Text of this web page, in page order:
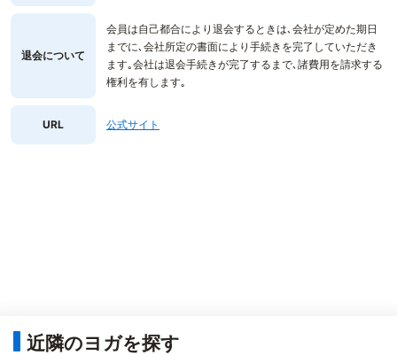
退会について
会員は自己都合により退会するときは､会社が定めた期日
までに､会社所定の書面により手続きを完了していただき
ます｡会社は退会手続きが完了するまで､諸費用を請求する
権利を有します｡
URL 公式サイト
近隣のヨガを探す